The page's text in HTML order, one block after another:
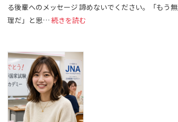
」
る後輩へのメッセージ 諦めないでください。「もう無
理だ」と思… 続きを読む: 諦めなかった自分へ